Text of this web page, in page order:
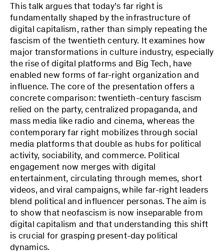
This talk argues that today’s far right is
fundamentally shaped by the infrastructure of
digital capitalism, rather than simply repeating the
fascism of the twentieth century. It examines how
major transformations in culture industry, especially
the rise of digital platforms and Big Tech, have
enabled new forms of far-right organization and
influence. The core of the presentation offers a
concrete comparison: twentieth-century fascism
relied on the party, centralized propaganda, and
mass media like radio and cinema, whereas the
contemporary far right mobilizes through social
media platforms that double as hubs for political
activity, sociability, and commerce. Political
engagement now merges with digital
entertainment, circulating through memes, short
videos, and viral campaigns, while far-right leaders
blend political and influencer personas. The aim is
to show that neofascism is now inseparable from
digital capitalism and that understanding this shift
is crucial for grasping present-day political
dynamics.